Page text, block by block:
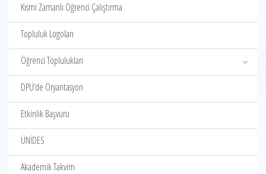
Kısmi Zamanlı Öğrenci Çalıştırma
Topluluk Logoları
Öğrenci Toplulukları
DPÜ‘de Oryantasyon
Etkinlik Başvuru
ÜNİDES
Akademik Takvim